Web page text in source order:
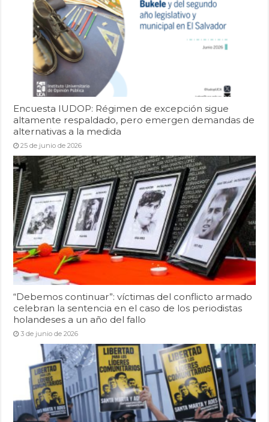
Encuesta IUDOP: Régimen de excepción sigue
altamente respaldado, pero emergen demandas de
alternativas a la medida
25 de junio de 2026
“Debemos continuar”: víctimas del conflicto armado
celebran la sentencia en el caso de los periodistas
holandeses a un año del fallo
3 de junio de 2026